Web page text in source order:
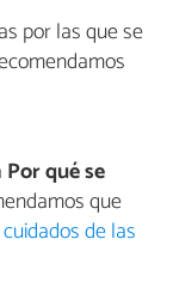
por las que se
Por qué se
que
de las